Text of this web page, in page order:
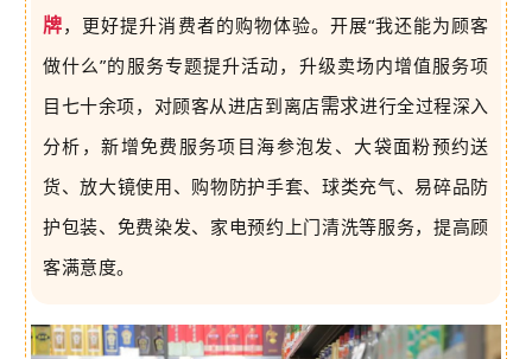
牌，更好提升消费者的购物体验。开展“我还能为顾客
做什么”的服务专题提升活动，升级卖场内增值服务项
目七十余项，对顾客从进店到离店需求进行全过程深入
分析，新增免费服务项目海参泡发、大袋面粉预约送
货、放大镜使用、购物防护手套、球类充气、易碎品防
护包装、免费染发、家电预约上门清洗等服务，提高顾
客满意度。